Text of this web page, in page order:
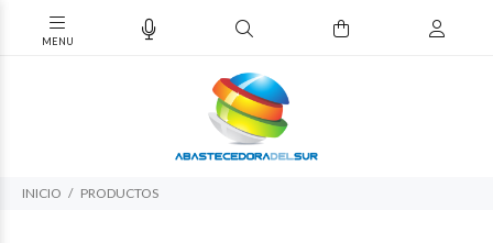
INICIO PRODUCTOS